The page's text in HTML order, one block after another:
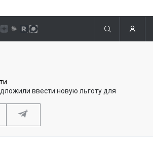
ввести новую льготу для